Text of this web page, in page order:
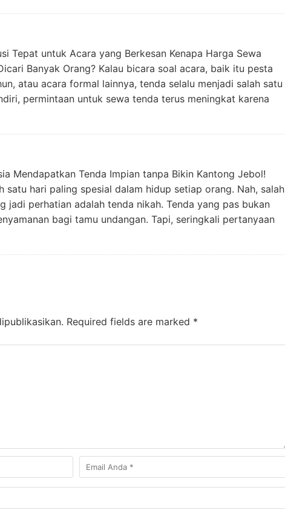
Tepat untuk Acara yang Berkesan Kenapa Harga Sewa
Banyak Orang? Kalau bicara soal acara, baik itu pesta
atau acara formal lainnya, tenda selalu menjadi salah satu
permintaan untuk sewa tenda terus meningkat karena
Mendapatkan Tenda Impian tanpa Bikin Kantong Jebol!
satu hari paling spesial dalam hidup setiap orang. Nah, salah
jadi perhatian adalah tenda nikah. Tenda yang pas bukan
bagi tamu undangan. Tapi, seringkali pertanyaan
Required fields are marked *